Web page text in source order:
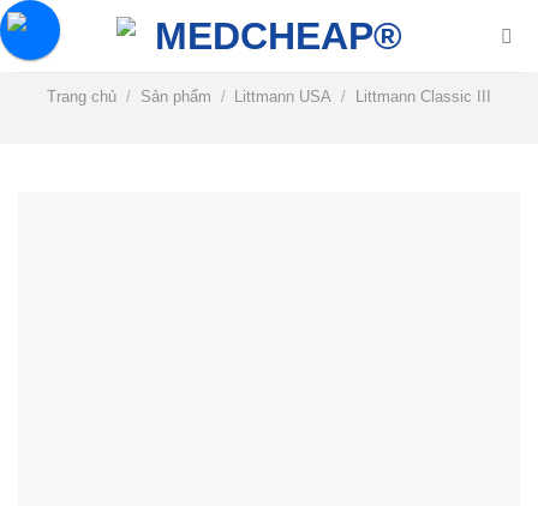
Chuyển
đến
nội
Trang chủ / Sản phẩm / Littmann USA / Littmann Classic III